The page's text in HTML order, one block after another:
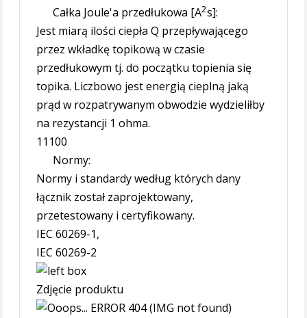
Całka Joule'a przedłukowa [A2s]:
Jest miarą ilości ciepła Q przepływającego
przez wkładkę topikową w czasie
przedłukowym tj. do początku topienia się
topika. Liczbowo jest energią cieplną jaką
prąd w rozpatrywanym obwodzie wydzieliłby
na rezystancji 1 ohma.
11100
Normy:
Normy i standardy według których dany
łącznik został zaprojektowany,
przetestowany i certyfikowany.
IEC 60269-1,
IEC 60269-2
Zdjęcie produktu